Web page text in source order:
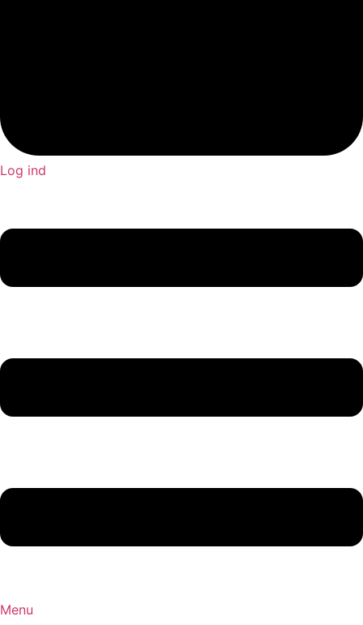
Log ind
Menu